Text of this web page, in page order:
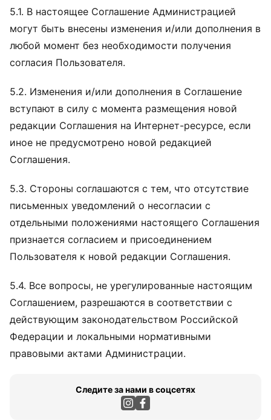
5.1. В настоящее Соглашение Администрацией
могут быть внесены изменения и/или дополнения в
любой момент без необходимости получения
согласия Пользователя.
5.2. Изменения и/или дополнения в Соглашение
вступают в силу с момента размещения новой
редакции Соглашения на Интернет-ресурсе, если
иное не предусмотрено новой редакцией
Соглашения.
5.3. Стороны соглашаются с тем, что отсутствие
письменных уведомлений о несогласии с
отдельными положениями настоящего Соглашения
признается согласием и присоединением
Пользователя к новой редакции Соглашения.
5.4. Все вопросы, не урегулированные настоящим
Соглашением, разрешаются в соответствии с
действующим законодательством Российской
Федерации и локальными нормативными
правовыми актами Администрации.
Следите за нами в соцсетях